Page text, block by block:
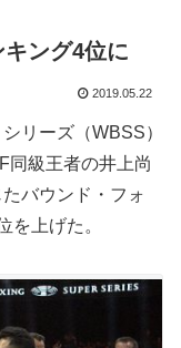
ング4位に
2019.05.22
リーズ（WBSS）
同級王者の井上尚
バウンド・フォ
を上げた。